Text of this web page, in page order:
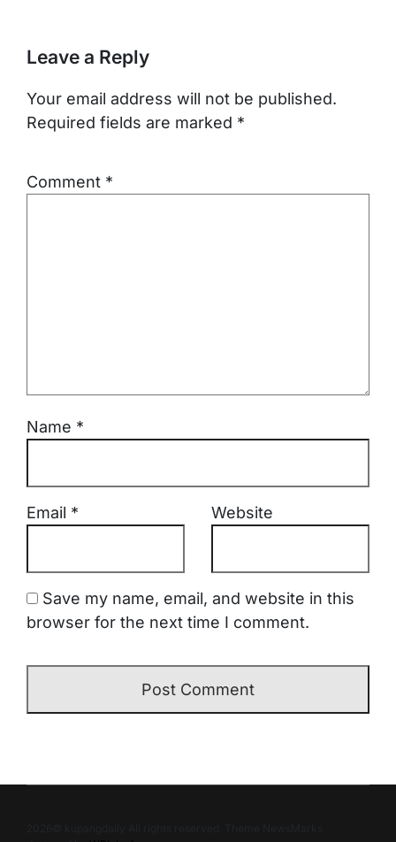
Leave a Reply
Your email address will not be published.
Required fields are marked *
Comment *
Name *
Email * Website
Save my name, email, and website in this
browser for the next time I comment.